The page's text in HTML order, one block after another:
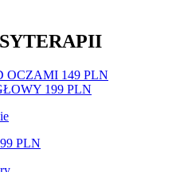
OCZAMI 149 PLN
199 PLN
PLN